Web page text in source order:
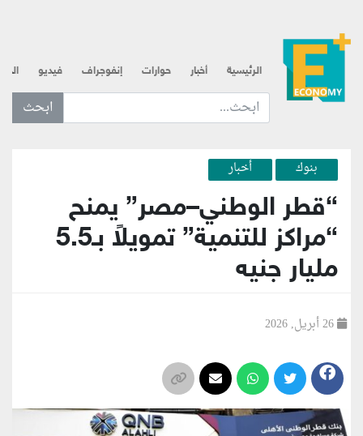
الرئيسية أخبار حوارات إنفوجراف فيديو
ابحث عن... :
بنوك أخبار
“قطر الوطني–مصر” يمنح
“مراكز للتنمية” تمويلاً بـ5.5
مليار جنيه